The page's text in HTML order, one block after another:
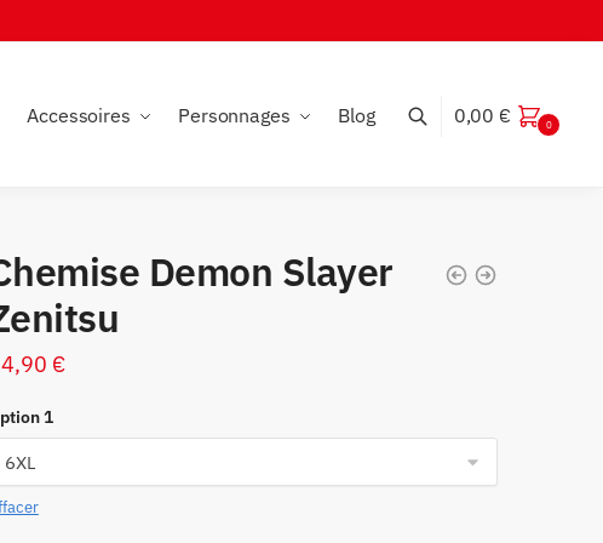
Accessoires Personnages Blog 0,00 € 0
Demon Slayer
€
1